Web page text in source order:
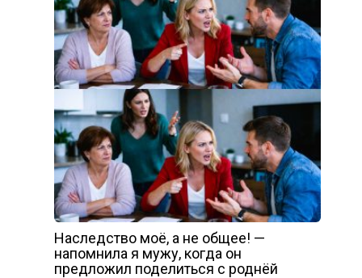
Наследство моё, а не общее! —
напомнила я мужу, когда он
предложил поделиться с роднёй